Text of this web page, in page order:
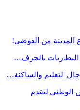
المدينة من الفوضى!
بالجرف…
التعليم والساكنة…
الوطني لتقدم